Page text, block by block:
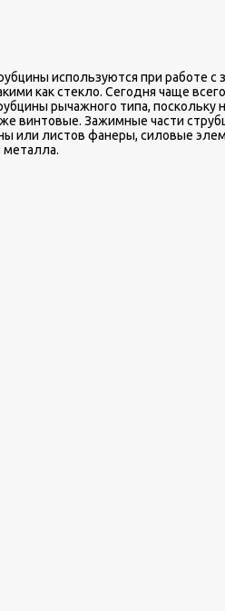
используются при работе с
как стекло. Сегодня чаще
рычажного типа, поскольку
винтовые. Зажимные части
или листов фанеры, силовые
металла.